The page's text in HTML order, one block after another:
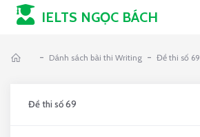
IELTS NGỌC BÁCH
- Dánh sách bài thi Writing - Đề thi số 69
Đề thi số 69